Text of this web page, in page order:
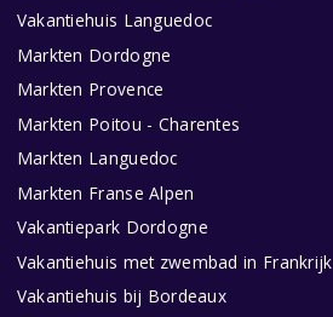
Vakantiehuis Languedoc
Markten Dordogne
Markten Provence
Markten Poitou - Charentes
Markten Languedoc
Markten Franse Alpen
Vakantiepark Dordogne
Vakantiehuis met zwembad in Frankrijk
Vakantiehuis bij Bordeaux